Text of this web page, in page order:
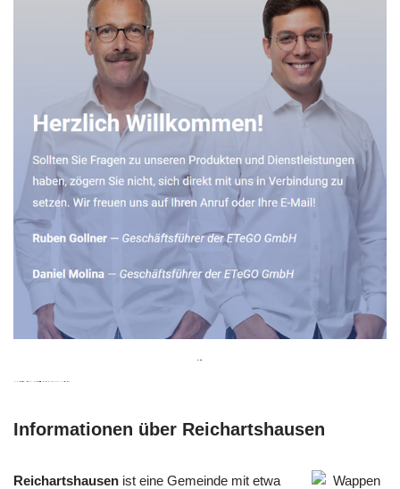
Informationen über Reichartshausen
Reichartshausen ist eine Gemeinde mit etwa